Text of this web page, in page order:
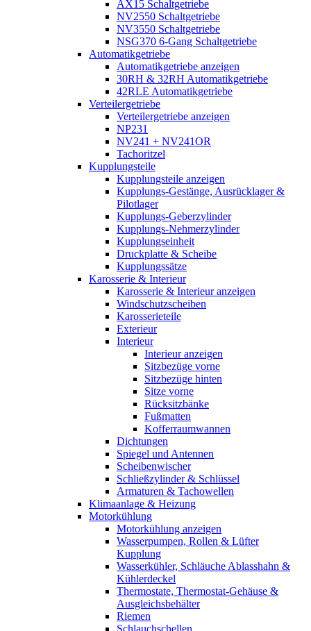
AX15 Schaltgetriebe
NV2550 Schaltgetriebe
NV3550 Schaltgetriebe
NSG370 6-Gang Schaltgetriebe
Automatikgetriebe
Automatikgetriebe anzeigen
30RH & 32RH Automatikgetriebe
42RLE Automatikgetriebe
Verteilergetriebe
Verteilergetriebe anzeigen
NP231
NV241 + NV241OR
Tachoritzel
Kupplungsteile
Kupplungsteile anzeigen
Kupplungs-Gestänge, Ausrücklager &
Pilotlager
Kupplungs-Geberzylinder
Kupplungs-Nehmerzylinder
Kupplungseinheit
Druckplatte & Scheibe
Kupplungssätze
Karosserie & Interieur
Karosserie & Interieur anzeigen
Windschutzscheiben
Karosserieteile
Exterieur
Interieur
Interieur anzeigen
Sitzbezüge vorne
Sitzbezüge hinten
Sitze vorne
Rücksitzbänke
Fußmatten
Kofferraumwannen
Dichtungen
Spiegel und Antennen
Scheibenwischer
Schließzylinder & Schlüssel
Armaturen & Tachowellen
Klimaanlage & Heizung
Motorkühlung
Motorkühlung anzeigen
Wasserpumpen, Rollen & Lüfter
Kupplung
Wasserkühler, Schläuche Ablasshahn &
Kühlerdeckel
Thermostate, Thermostat-Gehäuse &
Ausgleichsbehälter
Riemen
Schlauchschellen